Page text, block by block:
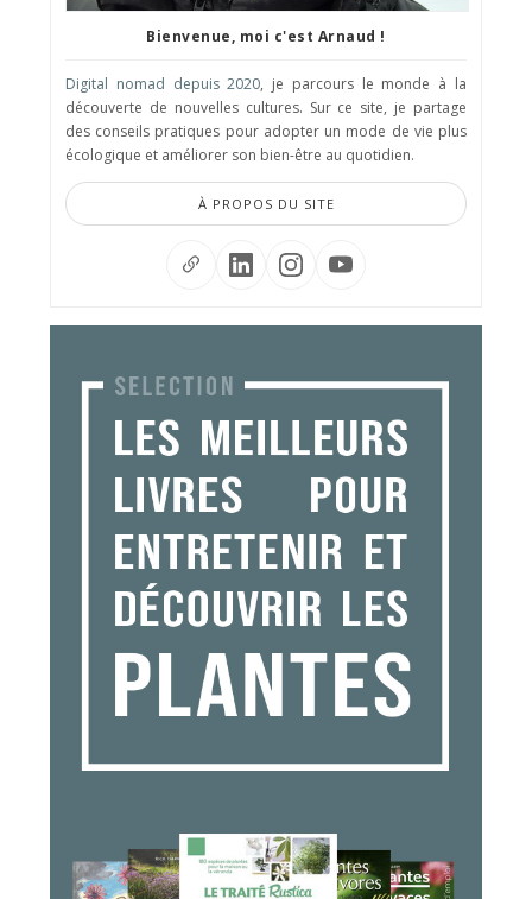
Bienvenue, moi c'est Arnaud !
Digital nomad depuis 2020, je parcours le monde à la
découverte de nouvelles cultures. Sur ce site, je partage
des conseils pratiques pour adopter un mode de vie plus
écologique et améliorer son bien-être au quotidien.
À PROPOS DU SITE